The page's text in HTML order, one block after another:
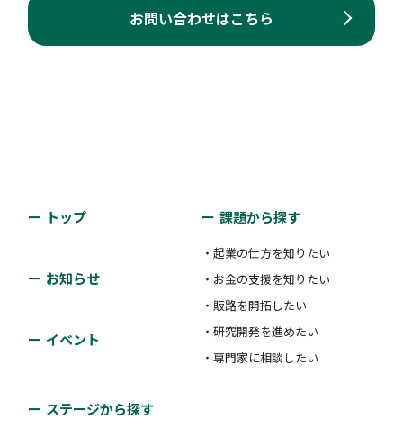
お問い合わせはこちら
トップ
お知らせ
イベント
課題から探す
・起業の仕方を知りたい
・お金の支援を知りたい
・販路を開拓したい
・研究開発を進めたい
・専門家に相談したい
ステージから探す